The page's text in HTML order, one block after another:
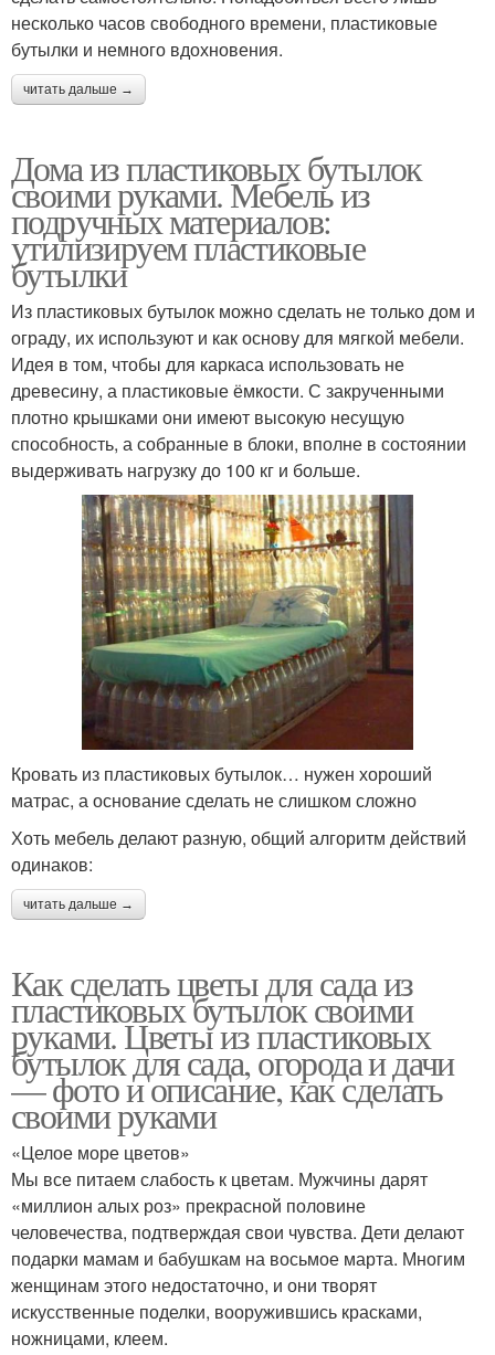
несколько часов свободного времени, пластиковые
бутылки и немного вдохновения.
читать дальше →
Дома из пластиковых бутылок
своими руками. Мебель из
подручных материалов:
утилизируем пластиковые
бутылки
Из пластиковых бутылок можно сделать не только дом и
ограду, их используют и как основу для мягкой мебели.
Идея в том, чтобы для каркаса использовать не
древесину, а пластиковые ёмкости. С закрученными
плотно крышками они имеют высокую несущую
способность, а собранные в блоки, вполне в состоянии
выдерживать нагрузку до 100 кг и больше.
Кровать из пластиковых бутылок… нужен хороший
матрас, а основание сделать не слишком сложно
Хоть мебель делают разную, общий алгоритм действий
одинаков:
читать дальше →
Как сделать цветы для сада из
пластиковых бутылок своими
руками. Цветы из пластиковых
бутылок для сада, огорода и дачи
— фото и описание, как сделать
своими руками
«Целое море цветов»
Мы все питаем слабость к цветам. Мужчины дарят
«миллион алых роз» прекрасной половине
человечества, подтверждая свои чувства. Дети делают
подарки мамам и бабушкам на восьмое марта. Многим
женщинам этого недостаточно, и они творят
искусственные поделки, вооружившись красками,
ножницами, клеем.